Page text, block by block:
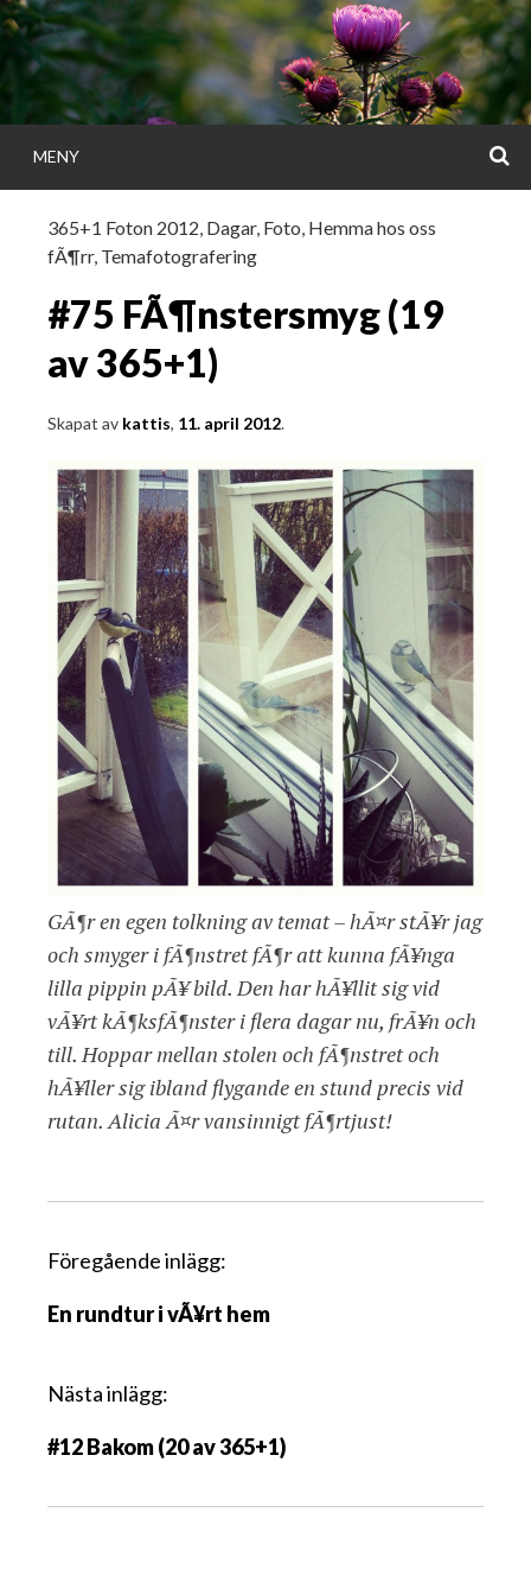
Gå
direkt
till
innehållet
MENY
365+1 Foton 2012, Dagar, Foto, Hemma hos oss
fÃ¶rr, Temafotografering
#75 FÃ¶nstersmyg (19
av 365+1)
Skapat av kattis, 11. april 2012.
GÃ¶r en egen tolkning av temat – hÃ¤r stÃ¥r jag
och smyger i fÃ¶nstret fÃ¶r att kunna fÃ¥nga
lilla pippin pÃ¥ bild. Den har hÃ¥llit sig vid
vÃ¥rt kÃ¶ksfÃ¶nster i flera dagar nu, frÃ¥n och
till. Hoppar mellan stolen och fÃ¶nstret och
hÃ¥ller sig ibland flygande en stund precis vid
rutan. Alicia Ã¤r vansinnigt fÃ¶rtjust!
I
l
g
s
a
Föregående inlägg:
En rundtur i vÃ¥rt hem
Nästa inlägg:
#12 Bakom (20 av 365+1)